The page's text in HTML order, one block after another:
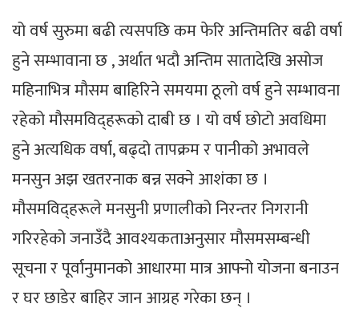
यो वर्ष सुरुमा बढी त्यसपछि कम फेरि अन्तिमतिर बढी वर्षा
हुने सम्भावाना छ , अर्थात भदौ अन्तिम सातादेखि असोज
महिनाभित्र मौसम बाहिरिने समयमा ठूलो वर्ष हुने सम्भावना
रहेको मौसमविद्हरूको दाबी छ । यो वर्ष छोटो अवधिमा
हुने अत्यधिक वर्षा, बढ्दो तापक्रम र पानीको अभावले
मनसुन अझ खतरनाक बन्न सक्ने आशंका छ ।
मौसमविद्हरूले मनसुनी प्रणालीको निरन्तर निगरानी
गरिरहेको जनाउँदै आवश्यकताअनुसार मौसमसम्बन्धी
सूचना र पूर्वानुमानको आधारमा मात्र आफ्नो योजना बनाउन
र घर छाडेर बाहिर जान आग्रह गरेका छन् ।